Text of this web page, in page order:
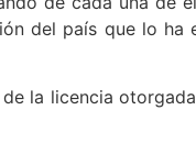
del país que lo
la licencia